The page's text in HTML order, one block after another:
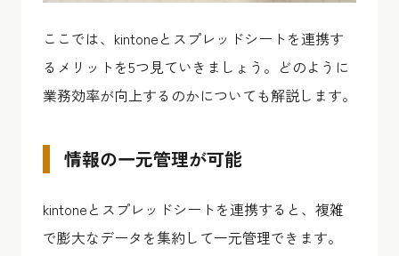
ここでは、kintoneとスプレッドシートを連携す
るメリットを5つ見ていきましょう。どのように
業務効率が向上するのかについても解説します。
情報の一元管理が可能
kintoneとスプレッドシートを連携すると、複雑
で膨大なデータを集約して一元管理できます。